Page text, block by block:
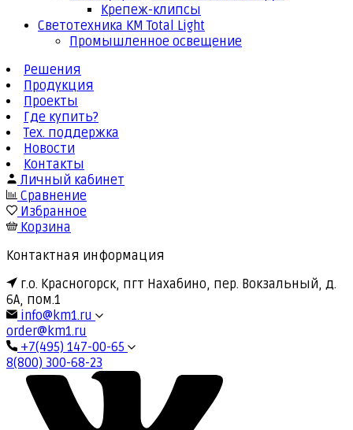
Крепеж-клипсы
Светотехника КМ Total Light
Промышленное освещение
Решения
Продукция
Проекты
Где купить?
Тех. поддержка
Новости
Контакты
Личный кабинет
Сравнение
Избранное
Корзина
Контактная информация
г.о. Красногорск, пгт Нахабино, пер. Вокзальный, д.
6А, пом.1
info@km1.ru
order@km1.ru
+7(495) 147-00-65
8(800) 300-68-23